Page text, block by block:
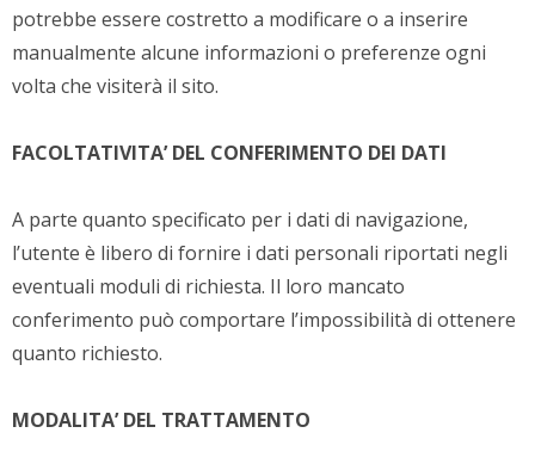
potrebbe essere costretto a modificare o a inserire
manualmente alcune informazioni o preferenze ogni
volta che visiterà il sito.
FACOLTATIVITA’ DEL CONFERIMENTO DEI DATI
A parte quanto specificato per i dati di navigazione,
l’utente è libero di fornire i dati personali riportati negli
eventuali moduli di richiesta. Il loro mancato
conferimento può comportare l’impossibilità di ottenere
quanto richiesto.
MODALITA’ DEL TRATTAMENTO